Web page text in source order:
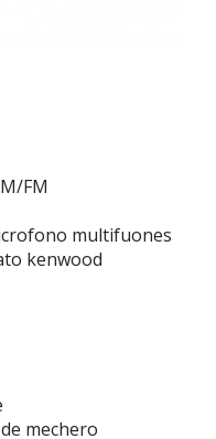
FM
multifuones
kenwood
mechero